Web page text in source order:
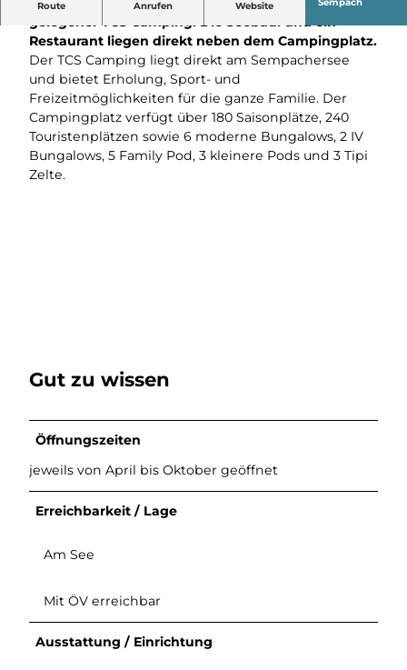
Route Anrufen Website
gelegener TCS Camping. Die Seebadi und ein
Restaurant liegen direkt neben dem Campingplatz.
Der TCS Camping liegt direkt am Sempachersee
und bietet Erholung, Sport- und
Freizeitmöglichkeiten für die ganze Familie. Der
Campingplatz verfügt über 180 Saisonplätze, 240
Touristenplätzen sowie 6 moderne Bungalows, 2 IV
Bungalows, 5 Family Pod, 3 kleinere Pods und 3 Tipi
Zelte.
Gut zu wissen
Öffnungszeiten
jeweils von April bis Oktober geöffnet
Erreichbarkeit / Lage
Am See
Mit ÖV erreichbar
Ausstattung / Einrichtung